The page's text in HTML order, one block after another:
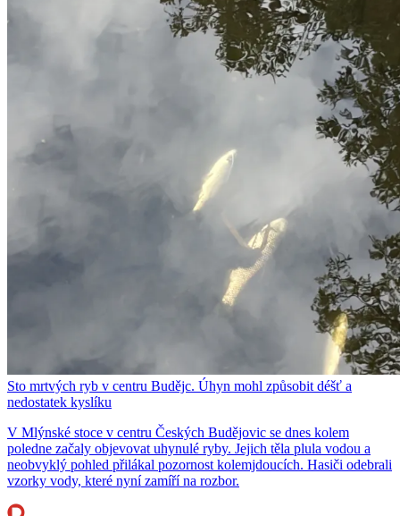
Sto mrtvých ryb v centru Budějc. Úhyn mohl způsobit déšť a
nedostatek kyslíku
V Mlýnské stoce v centru Českých Budějovic se dnes kolem
poledne začaly objevovat uhynulé ryby. Jejich těla plula vodou a
neobvyklý pohled přilákal pozornost kolemjdoucích. Hasiči odebrali
vzorky vody, které nyní zamíří na rozbor.